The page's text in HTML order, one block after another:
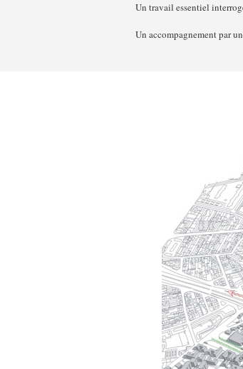
Un travail essentiel
Un accompagnement par